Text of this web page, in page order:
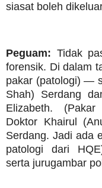
siasat boleh
Peguam: Tidak
forensik. Di dalam
pakar (patologi) —
Shah) Serdang
Elizabeth.
Doktor Khairul
Serdang. Jadi ada
patologi dari
serta jurugambar